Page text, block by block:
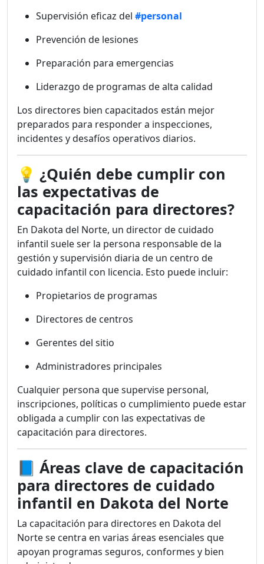
Supervisión eficaz del #personal
Prevención de lesiones
Preparación para emergencias
Liderazgo de programas de alta calidad
Los directores bien capacitados están mejor
preparados para responder a inspecciones,
incidentes y desafíos operativos diarios.
💡 ¿Quién debe cumplir con
las expectativas de
capacitación para directores?
En Dakota del Norte, un director de cuidado
infantil suele ser la persona responsable de la
gestión y supervisión diaria de un centro de
cuidado infantil con licencia. Esto puede incluir:
Propietarios de programas
Directores de centros
Gerentes del sitio
Administradores principales
Cualquier persona que supervise personal,
inscripciones, políticas o cumplimiento puede estar
obligada a cumplir con las expectativas de
capacitación para directores.
📘 Áreas clave de capacitación
para directores de cuidado
infantil en Dakota del Norte
La capacitación para directores en Dakota del
Norte se centra en varias áreas esenciales que
apoyan programas seguros, conformes y bien